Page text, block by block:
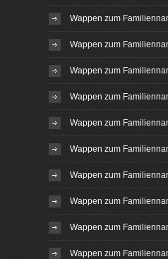
Wappen zum
Wappen zum
Wappen zum
Wappen zum
Wappen zum
Wappen zum
Wappen zum
Wappen zum
Wappen zum
Wappen zum